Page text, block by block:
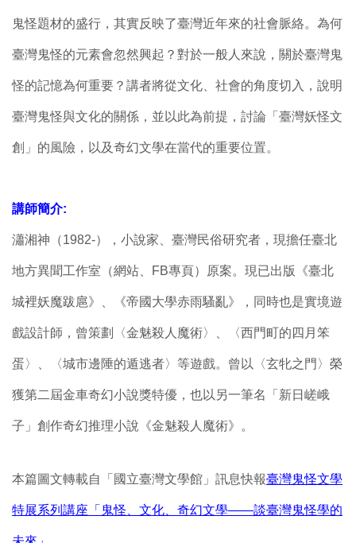
鬼怪題材的盛行，其實反映了臺灣近年來的社會脈絡。為何
臺灣鬼怪的元素會忽然興起？對於一般人來說，關於臺灣鬼
怪的記憶為何重要？講者將從文化、社會的角度切入，說明
臺灣鬼怪與文化的關係，並以此為前提，討論「臺灣妖怪文
創」的風險，以及奇幻文學在當代的重要位置。
講師簡介:
瀟湘神（1982-），小說家、臺灣民俗研究者，現擔任臺北
地方異聞工作室（網站、FB專頁）原案。現已出版《臺北
城裡妖魔跋扈》、《帝國大學赤雨騷亂》，同時也是實境遊
戲設計師，曾策劃〈金魅殺人魔術〉、〈西門町的四月笨
蛋〉、〈城市邊陲的遁逃者〉等遊戲。曾以〈玄牝之門〉榮
獲第二屆金車奇幻小說獎特優，也以另一筆名「新日嵯峨
子」創作奇幻推理小說《金魅殺人魔術》。
本篇圖文轉載自「國立臺灣文學館」訊息快報臺灣鬼怪文學
特展系列講座「鬼怪、文化、奇幻文學——談臺灣鬼怪學的